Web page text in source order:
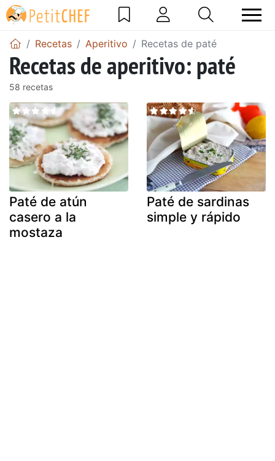
Recetas Aperitivo Recetas de paté
Recetas de aperitivo: paté
58 recetas
Paté de atún
casero a la
mostaza
Paté de sardinas
simple y rápido